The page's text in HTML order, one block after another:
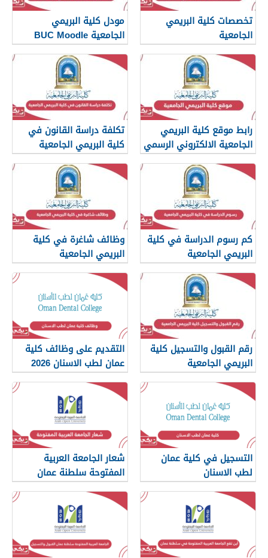
تخصصات كلية البريمي
الجامعية
مودل كلية البريمي
الجامعية BUC Moodle
رابط موقع كلية البريمي
الجامعية الالكتروني الرسمي
buc.edu.om
تكلفة دراسة القانون في
كلية البريمي الجامعية
كم رسوم الدراسة في كلية
البريمي الجامعية
وظائف شاغرة في كلية
البريمي الجامعية
رقم القبول والتسجيل كلية
البريمي الجامعية
التقديم على وظائف كلية
عمان لطب الاسنان 2026
التسجيل في كلية عمان
لطب الاسنان
شعار الجامعة العربية
المفتوحة سلطنة عمان